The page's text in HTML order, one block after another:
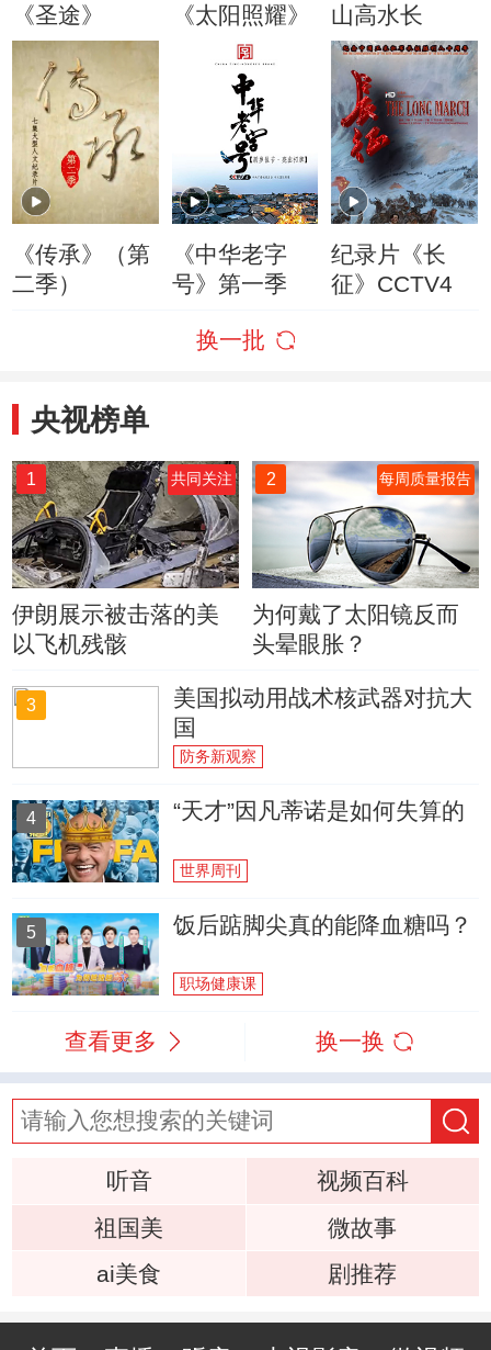
《圣途》 《太阳照耀》 山高水长
《传承》（第
二季）
《中华老字
号》第一季
纪录片《长
征》CCTV4
换一批
央视榜单
1 共同关注
伊朗展示被击落的美
以飞机残骸
2 每周质量报告
为何戴了太阳镜反而
头晕眼胀？
3
美国拟动用战术核武器对抗大
国
防务新观察
4 “天才”因凡蒂诺是如何失算的
世界周刊
5 饭后踮脚尖真的能降血糖吗？
职场健康课
查看更多 换一换
听音
视频百科
祖国美
微故事
ai美食
剧推荐